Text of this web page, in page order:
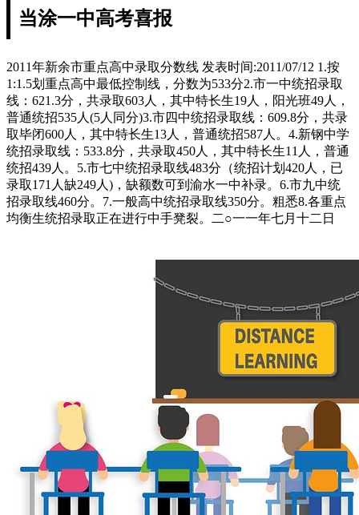
当涂一中高考喜报
2011年新余市重点高中录取分数线 发表时间:2011/07/12 1.按
1:1.5划重点高中最低控制线，分数为533分2.市一中统招录取
线：621.3分，共录取603人，其中特长生19人，阳光班49人，
普通统招535人(5人同分)3.市四中统招录取线：609.8分，共录
取毕闭600人，其中特长生13人，普通统招587人。4.新钢中学
统招录取线：533.8分，共录取450人，其中特长生11人，普通
统招439人。5.市七中统招录取线483分（统招计划420人，已
录取171人缺249人)，缺额数可到渝水一中补录。6.市九中统
招录取线460分。7.一般高中统招录取线350分。粗悉8.各重点
均衡生统招录取正在进行中手凳裂。二○一一年七月十二日